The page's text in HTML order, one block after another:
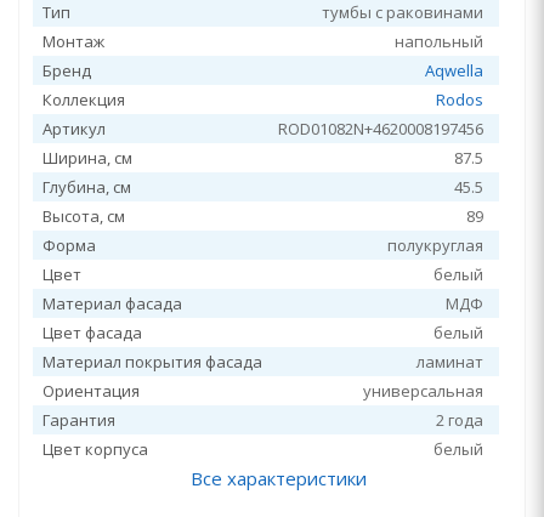
Тип
тумбы с раковинами
Монтаж
напольный
Бренд
Aqwella
Коллекция
Rodos
Артикул
ROD01082N+4620008197456
Ширина, см
87.5
Глубина, см
45.5
Высота, см
89
Форма
полукруглая
Цвет
белый
Материал фасада
МДФ
Цвет фасада
белый
Материал покрытия фасада
ламинат
Ориентация
универсальная
Гарантия
2 года
Цвет корпуса
белый
Все характеристики